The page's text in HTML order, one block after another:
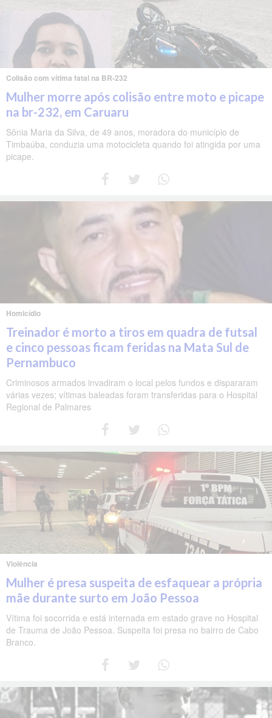
Colisão com vítima fatal na BR-232
Mulher morre após colisão entre moto e picape
na br-232, em Caruaru
Sônia Maria da Silva, de 49 anos, moradora do município de
Timbaúba, conduzia uma motocicleta quando foi atingida por uma
picape.
Homicídio
Treinador é morto a tiros em quadra de futsal
e cinco pessoas ficam feridas na Mata Sul de
Pernambuco
Criminosos armados invadiram o local pelos fundos e dispararam
várias vezes; vítimas baleadas foram transferidas para o Hospital
Regional de Palmares
Violência
Mulher é presa suspeita de esfaquear a própria
mãe durante surto em João Pessoa
Vítima foi socorrida e está internada em estado grave no Hospital
de Trauma de João Pessoa. Suspeita foi presa no bairro de Cabo
Branco.